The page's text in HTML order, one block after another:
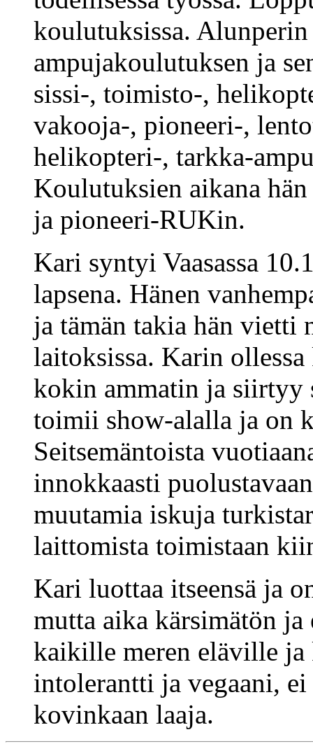
koulutuksissa.
ampujakoulutuksen ja
sissi-, toimisto-,
vakooja-, pioneeri-,
helikopteri-, tarkka-
Koulutuksien aikana
ja pioneeri-RUKin.
Kari syntyi Vaasassa
lapsena. Hänen
ja tämän takia hän vietti
laitoksissa. Karin
kokin ammatin ja siirtyy
toimii show-alalla ja on
Seitsemäntoista
innokkaasti
muutamia iskuja
laittomista toimistaan
Kari luottaa itseensä ja
mutta aika kärsimätön
kaikille meren eläville ja
intolerantti ja vegaani,
kovinkaan laaja.